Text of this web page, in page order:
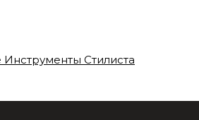
Стилиста